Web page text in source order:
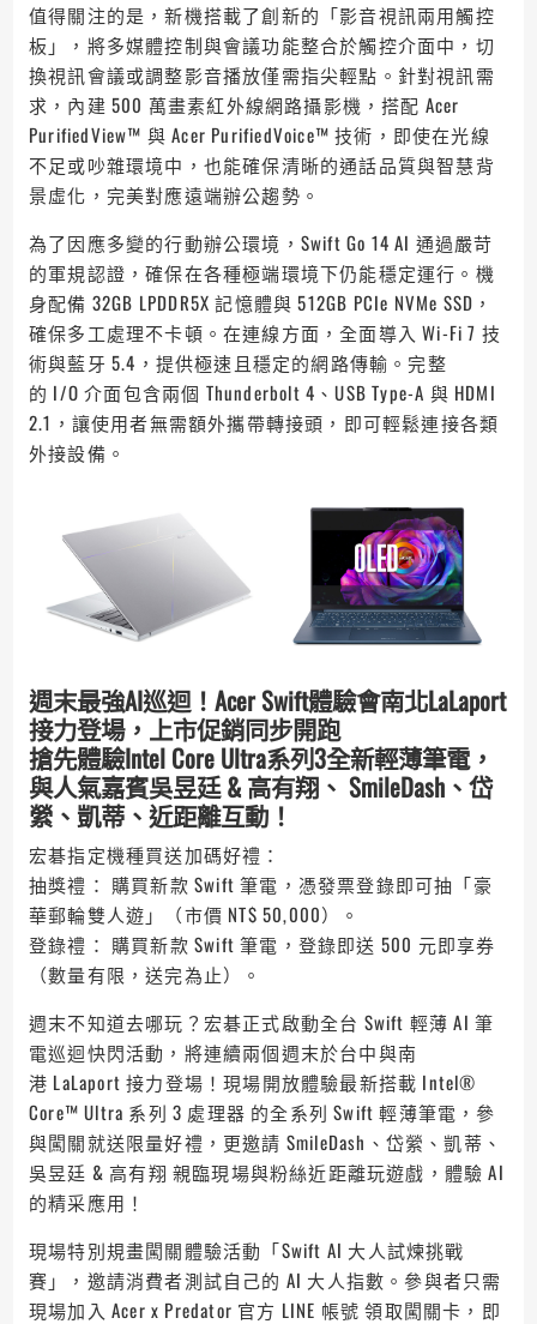
值得關注的是，新機搭載了創新的「影音視訊兩用觸控
板」，將多媒體控制與會議功能整合於觸控介面中，切
換視訊會議或調整影音播放僅需指尖輕點。針對視訊需
求，內建 500 萬畫素紅外線網路攝影機，搭配 Acer
PurifiedView™ 與 Acer PurifiedVoice™ 技術，即使在光線
不足或吵雜環境中，也能確保清晰的通話品質與智慧背
景虛化，完美對應遠端辦公趨勢。
為了因應多變的行動辦公環境，Swift Go 14 AI 通過嚴苛
的軍規認證，確保在各種極端環境下仍能穩定運行。機
身配備 32GB LPDDR5X 記憶體與 512GB PCIe NVMe SSD，
確保多工處理不卡頓。在連線方面，全面導入 Wi-Fi 7 技
術與藍牙 5.4，提供極速且穩定的網路傳輸。完整
的 I/O 介面包含兩個 Thunderbolt 4、USB Type-A 與 HDMI
2.1，讓使用者無需額外攜帶轉接頭，即可輕鬆連接各類
外接設備。
週末最強AI巡迴！Acer Swift體驗會南北LaLaport
接力登場，上市促銷同步開跑
搶先體驗Intel Core Ultra系列3全新輕薄筆電，
與人氣嘉賓吳昱廷 & 高有翔、 SmileDash、岱
縈、凱蒂、近距離互動！
宏碁指定機種買送加碼好禮：
抽獎禮： 購買新款 Swift 筆電，憑發票登錄即可抽「豪
華郵輪雙人遊」（市價 NT$ 50,000）。
登錄禮： 購買新款 Swift 筆電，登錄即送 500 元即享券
（數量有限，送完為止）。
週末不知道去哪玩？宏碁正式啟動全台 Swift 輕薄 AI 筆
電巡迴快閃活動，將連續兩個週末於台中與南
港 LaLaport 接力登場！現場開放體驗最新搭載 Intel®
Core™ Ultra 系列 3 處理器 的全系列 Swift 輕薄筆電，參
與闖關就送限量好禮，更邀請 SmileDash、岱縈、凱蒂、
吳昱廷 & 高有翔 親臨現場與粉絲近距離玩遊戲，體驗 AI
的精采應用！
現場特別規畫闖關體驗活動「Swift AI 大人試煉挑戰
賽」，邀請消費者測試自己的 AI 大人指數。參與者只需
現場加入 Acer x Predator 官方 LINE 帳號 領取闖關卡，即